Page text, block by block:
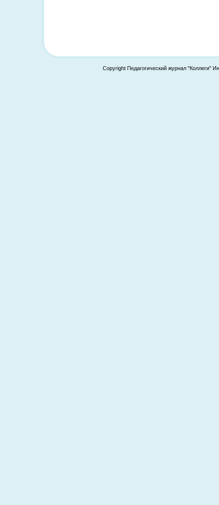
Copyright Педагогический журнал "Коллеги"